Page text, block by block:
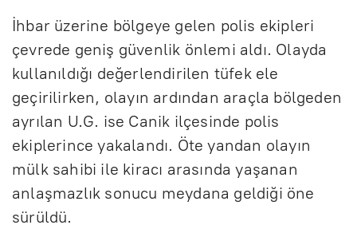
İhbar üzerine bölgeye gelen polis ekipleri
çevrede geniş güvenlik önlemi aldı. Olayda
kullanıldığı değerlendirilen tüfek ele
geçirilirken, olayın ardından araçla bölgeden
ayrılan U.G. ise Canik ilçesinde polis
ekiplerince yakalandı. Öte yandan olayın
mülk sahibi ile kiracı arasında yaşanan
anlaşmazlık sonucu meydana geldiği öne
sürüldü.